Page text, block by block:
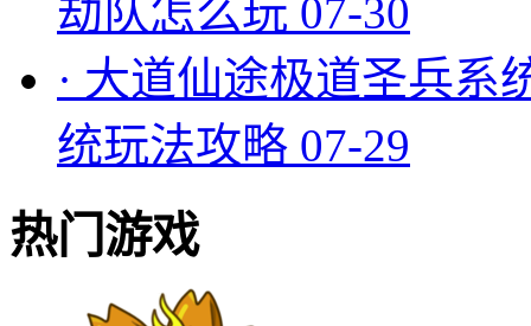
劫队怎么玩 07-30
· 大道仙途极道圣兵系
统玩法攻略 07-29
热门游戏